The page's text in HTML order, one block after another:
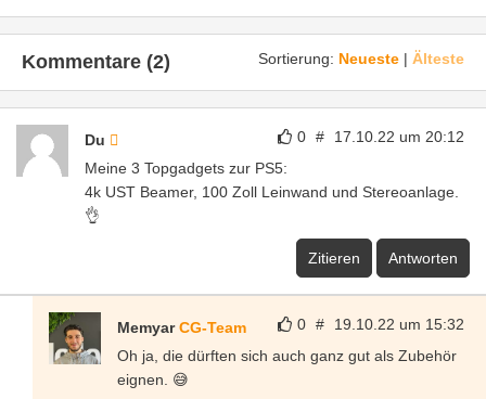
Sortierung: Neueste | Älteste
Kommentare (2)
0 # 17.10.22 um 20:12
Du
Meine 3 Topgadgets zur PS5:
4k UST Beamer, 100 Zoll Leinwand und Stereoanlage.
👌
Zitieren Antworten
0 # 19.10.22 um 15:32
MemyarCG-Team
Oh ja, die dürften sich auch ganz gut als Zubehör
eignen. 😅